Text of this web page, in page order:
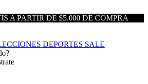
A PARTIR DE $5.000 DE COMPRA
DEPORTES SALE